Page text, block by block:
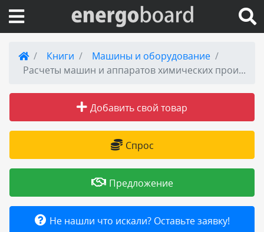
Вход на сайт
Публикации
Товары и услуги
Книги
Машины и оборудование
Расчеты машин и аппаратов химических производств и нефтегазопереработки (примеры и задачи): Учебное пособие 3-е изд
Добавить свой товар
Спрос
Предложение
Не нашли что искали? Оставьте заявку!